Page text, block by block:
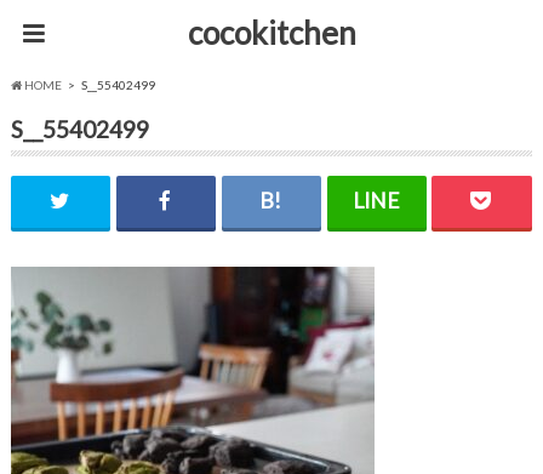
cocokitchen
HOME S__55402499
S__55402499